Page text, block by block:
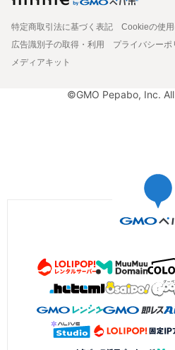
特定商取引法に基づく表記
Cookieの使
広告識別子の取得・利用
プライバシーポ
メディアキット
©GMO Pepabo, Inc.